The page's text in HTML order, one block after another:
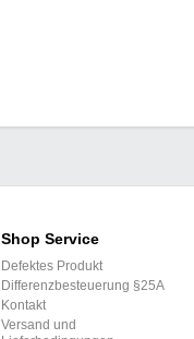
Shop Service
Defektes Produkt
Differenzbesteuerung §25A
Kontakt
Versand und